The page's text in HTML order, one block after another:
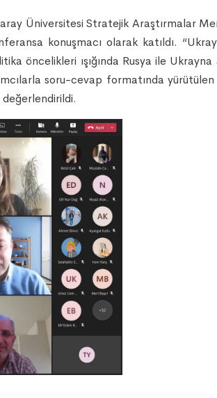
Üniversitesi Stratejik Araştırmalar
konuşmacı olarak katıldı.
öncelikleri ışığında Rusya ile
soru-cevap formatında yürütülen
değerlendirildi.